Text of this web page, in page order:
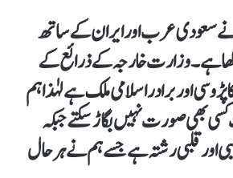
نے سعودی عرب اور ایران کے ساتھ
ہے۔ وزارت خارجہ کے ذرائع کے
اور برادر اسلامی ملک ہے لہٰذا ہم
بھی صورت نہیں بگاڑ سکتے جبکہ
اور قلبی رشتہ ہے جسے ہم نے ہر حال